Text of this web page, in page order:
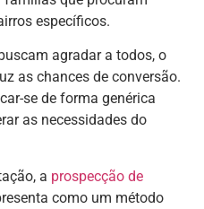
específicos.
agradar a todos, o
as chances de conversão.
se de forma genérica
as necessidades do
a prospecção de
como um método